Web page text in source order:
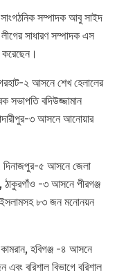
সম্পাদক আবু সাইদ
সাধারণ সম্পাদক এস
২ আসনে শেখ হেলালের
সভাপতি বদিউজ্জামান
৩ আসনে আনোয়ার
দিনাজপুর-৫ আসনে জেলা
ঠাকুরগাঁও -৩ আসনে পীরগঞ্জ
৮৩ জন মনোনয়ন
হবিগঞ্জ -৪ আসনে
এবং বরিশাল বিভাগে বরিশাল